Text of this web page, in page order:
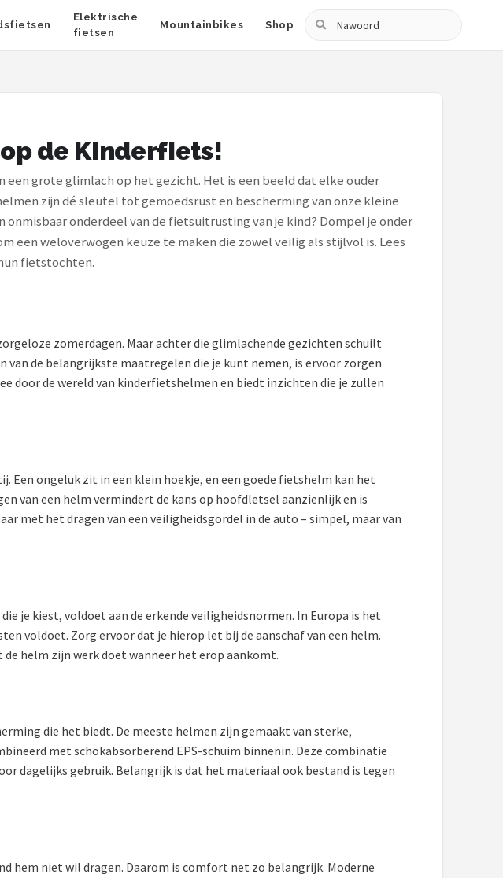
Elektrische
fietsen
Mountainbikes Shop
Zoeken
de Kinderfiets!
een grote glimlach op het gezicht. Het is een beeld dat elke ouder
zijn dé sleutel tot gemoedsrust en bescherming van onze kleine
onmisbaar onderdeel van de fietsuitrusting van je kind? Dompel je onder
weloverwogen keuze te maken die zowel veilig als stijlvol is. Lees
fietstochten.
zomerdagen. Maar achter die glimlachende gezichten schuilt
de belangrijkste maatregelen die je kunt nemen, is ervoor zorgen
door de wereld van kinderfietshelmen en biedt inzichten die je zullen
Een ongeluk zit in een klein hoekje, en een goede fietshelm kan het
van een helm vermindert de kans op hoofdletsel aanzienlijk en is
met het dragen van een veiligheidsgordel in de auto – simpel, maar van
je kiest, voldoet aan de erkende veiligheidsnormen. In Europa is het
voldoet. Zorg ervoor dat je hierop let bij de aanschaf van een helm.
helm zijn werk doet wanneer het erop aankomt.
die het biedt. De meeste helmen zijn gemaakt van sterke,
met schokabsorberend EPS-schuim binnenin. Deze combinatie
dagelijks gebruik. Belangrijk is dat het materiaal ook bestand is tegen
hem niet wil dragen. Daarom is comfort net zo belangrijk. Moderne